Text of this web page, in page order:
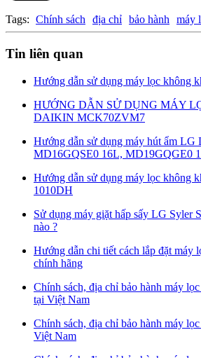
Tags: Chính sách địa chỉ bảo hành máy
Tin liên quan
Hướng dẫn sử dụng máy lọc không
HƯỚNG DẪN SỬ DỤNG MÁY
DAIKIN MCK70ZVM7
Hướng dẫn sử dụng máy hút ẩm LG
MD16GQSE0 16L, MD19GQGE0
Hướng dẫn sử dụng máy lọc không
1010DH
Sử dụng máy giặt hấp sấy LG Syler
nào ?
Hướng dẫn chi tiết cách lắp đặt máy
chính hãng
Chính sách, địa chỉ bảo hành máy
tại Việt Nam
Chính sách, địa chỉ bảo hành máy
Việt Nam